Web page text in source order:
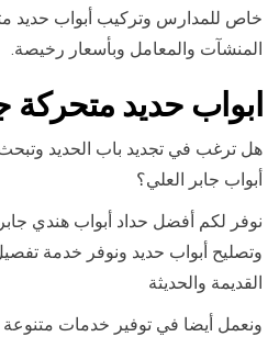
خاص للمدارس وتركيب أبواب حديد
المنشآت والمعامل وبأسعار رخيصة.
ابواب حديد متحركة
هل ترغب في تجديد باب الحديد
أبواب جابر العلي؟
نوفر لكم أفضل حداد أبواب هندي
وتصليح أبواب حديد ونوفر خدمة
القديمة والحديثة
ونعمل أيضا في توفير خدمات